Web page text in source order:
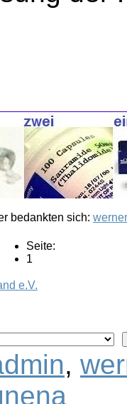
bedankten sich: werner
Seite:
1
e.V.
,